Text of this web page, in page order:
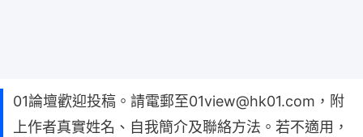
01論壇歡迎投稿。請電郵至01view@hk01.com，附
上作者真實姓名、自我簡介及聯絡方法。若不適用，